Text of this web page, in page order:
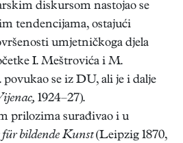
diskursom nastojao se
tendencijama, ostajući
umjetničkoga djela
I. Meštrovića i M.
povukao se iz DU, ali je i dalje
1924–27).
prilozima surađivao i u
bildende Kunst(Leipzig 1870,